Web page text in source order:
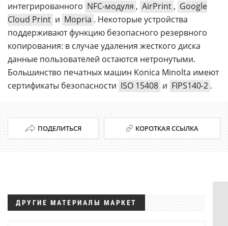
интегрированного NFC-модуля , AirPrint , Google
Cloud Print и Mopria . Некоторые устройства
поддерживают функцию безопасного резервного
копирования: в случае удаления жесткого диска
данные пользователей остаются нетронутыми.
Большинство печатных машин Konica Minolta имеют
сертификаты безопасности ISO 15408 и FIPS140-2 .
ПОДЕЛИТЬСЯ КОРОТКАЯ ССЫЛКА
ДРУГИЕ МАТЕРИАЛЫ МАРКЕТ